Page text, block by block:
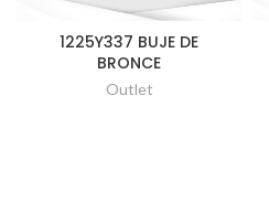
1225Y337 BUJE DE
BRONCE
Outlet